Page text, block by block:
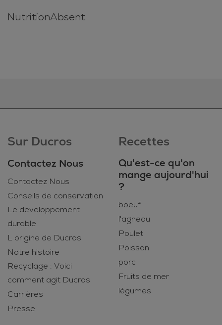
NutritionAbsent
Sur Ducros
Contactez Nous
Contactez Nous
Conseils de conservation
Le developpement
durable
L origine de Ducros
Notre histoire
Recyclage : Voici
comment agit Ducros
Carrières
Presse
Recettes
Qu'est-ce qu'on
mange aujourd'hui
?
boeuf
l'agneau
Poulet
Poisson
porc
Fruits de mer
légumes